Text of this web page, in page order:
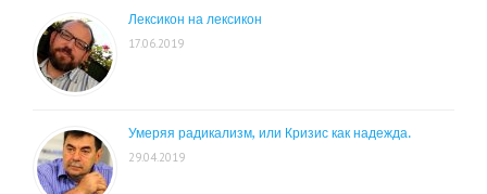
Лексикон на лексикон
17.06.2019
Умеряя радикализм, или Кризис как надежда.
29.04.2019